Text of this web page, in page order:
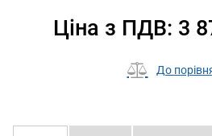
Ціна з ПДВ: 3
До